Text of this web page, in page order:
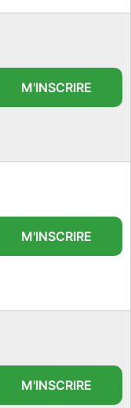
M'INSCRIRE
M'INSCRIRE
M'INSCRIRE